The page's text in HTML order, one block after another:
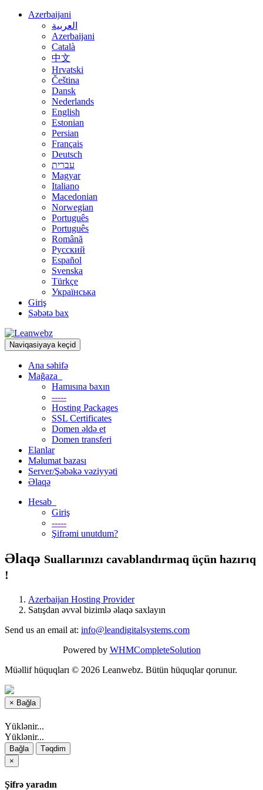
Azerbaijani
العربية
Azerbaijani
Català
中文
Hrvatski
Čeština
Dansk
Nederlands
English
Estonian
Persian
Français
Deutsch
עברית
Magyar
Italiano
Macedonian
Norwegian
Português
Português
Română
Русский
Español
Svenska
Türkçe
Українська
Giriş
Səbətə bax
Naviqasiyaya keçid
Ana səhifə
Mağaza
Hamısına baxın
-----
Hosting Packages
SSL Certificates
Domen əldə et
Domen transferi
Elanlar
Məlumat bazası
Server/Şəbəkə vəziyyəti
Əlaqə
Hesab
Giriş
-----
Şifrəmi unutdum?
Əlaqə Suallarınızı cavablandırmaq üçün hazırıq
!
Azerbaijan Hosting Provider
Satışdan əvvəl bizimlə əlaqə saxlayın
Send us an email at: info@leandigitalsystems.com
Powered by WHMCompleteSolution
Müəllif hüquqları © 2026 Leanwebz. Bütün hüquqlar qorunur.
× Bağla
Yüklənir...
Yüklənir...
Bağla
Təqdim
×
Şifrə yaradın